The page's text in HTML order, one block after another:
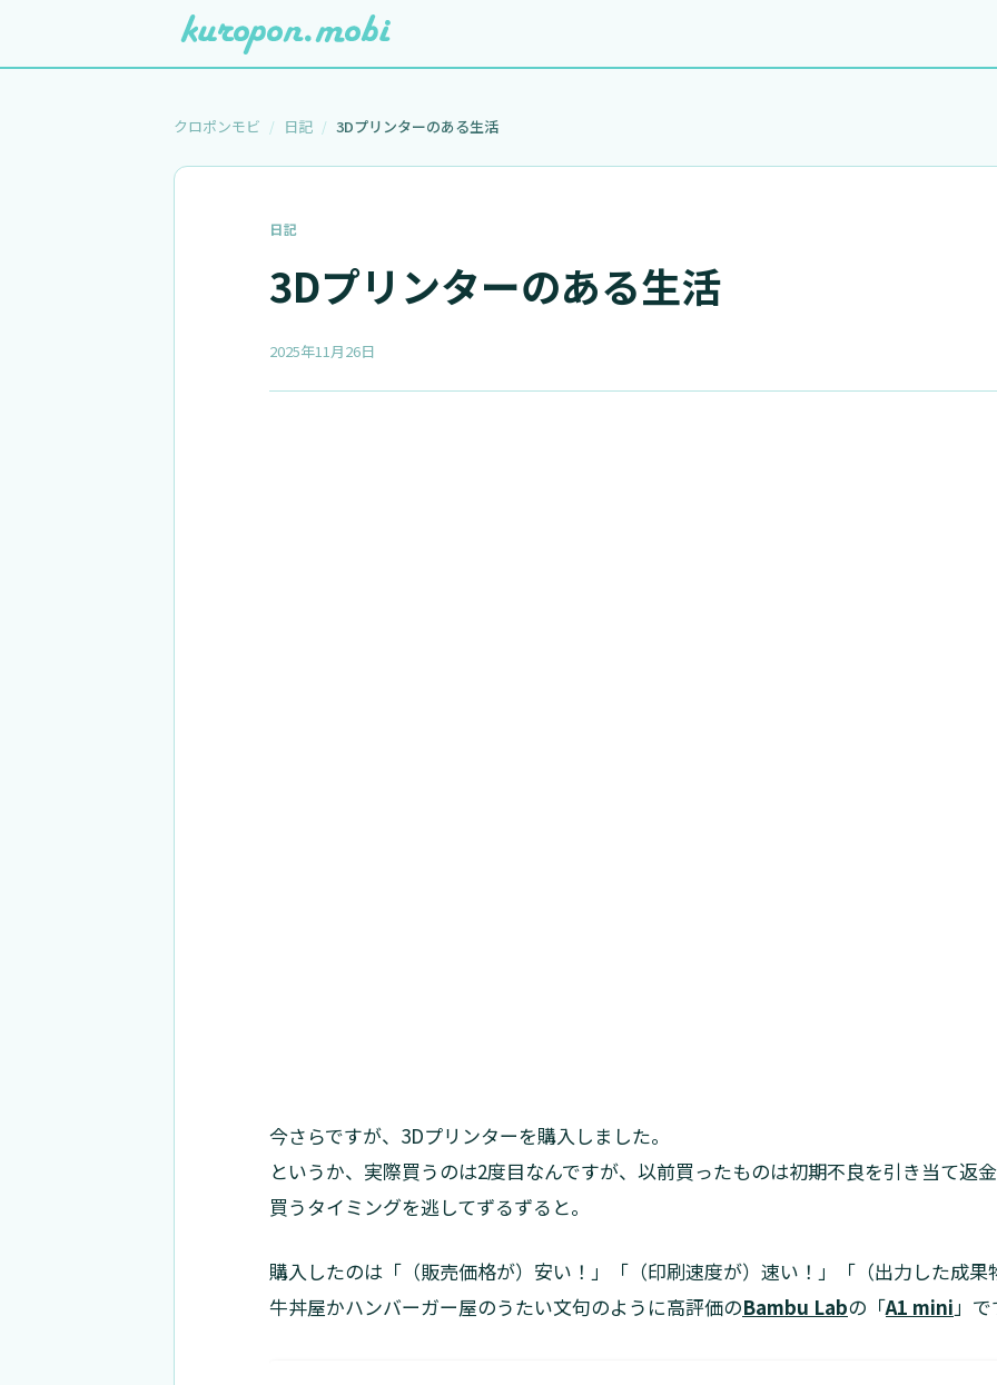
クロポンモビ 日記 3Dプリンターのある生活
日記
3Dプリンターのある生活
2025年11月26日
今さらですが、3Dプリンターを購入しました。
というか、実際買うのは2度目なんですが、以前買ったものは初期不良を引き当て
買うタイミングを逃してずるずると。
購入したのは「（販売価格が）安い！」「（印刷速度が）速い！」「（出力した成
牛丼屋かハンバーガー屋のうたい文句のように高評価のBambu Labの「A1 mini 」